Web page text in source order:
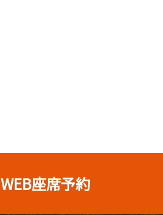
WEB座席予約